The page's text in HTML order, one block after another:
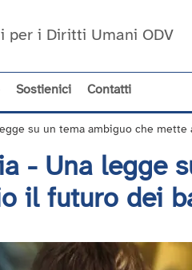
per i Diritti Umani ODV
Sostienici Contatti
su un tema ambiguo che
- Una legge
il futuro dei